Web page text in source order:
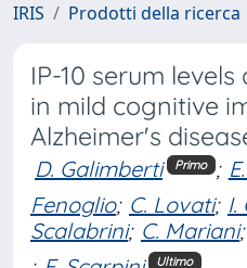
IRIS Prodotti della ricerca
IP-10 serum
in mild cognitive
Alzheimer's
D. Galimberti Primo ;
Fenoglio; C. Lovati; I.
Scalabrini; C. Mariani;
Ultimo